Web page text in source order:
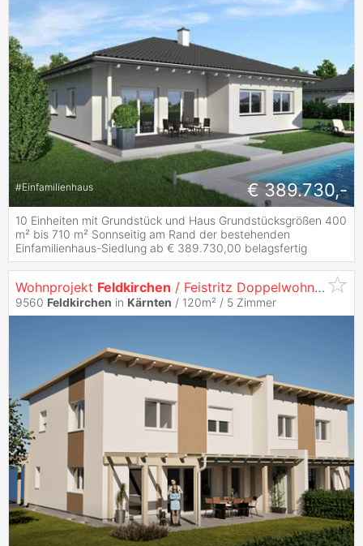
#Einfamilienhaus € 389.730,-
10 Einheiten mit Grundstück und Haus Grundstücksgrößen 400
m² bis 710 m² Sonnseitig am Rand der bestehenden
Einfamilienhaus-Siedlung ab € 389.730,00 belagsfertig
Wohnprojekt Feldkirchen / Feistritz Doppelwohnhaushälte
9560 Feldkirchen in Kärnten / 120m² / 5 Zimmer